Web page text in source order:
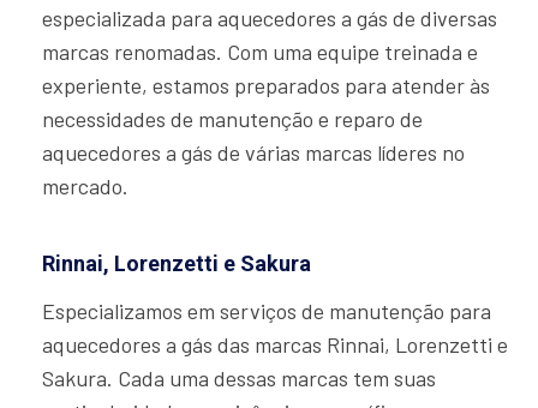
especializada para aquecedores a gás de diversas
marcas renomadas. Com uma equipe treinada e
experiente, estamos preparados para atender às
necessidades de manutenção e reparo de
aquecedores a gás de várias marcas líderes no
mercado.
Rinnai, Lorenzetti e Sakura
Especializamos em serviços de manutenção para
aquecedores a gás das marcas Rinnai, Lorenzetti e
Sakura. Cada uma dessas marcas tem suas